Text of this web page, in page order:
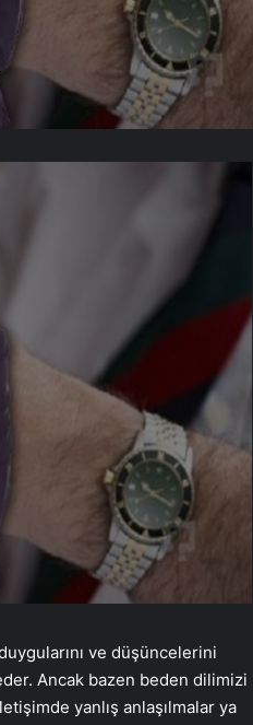
ve düşüncelerini
Ancak bazen beden dilimizi
yanlış anlaşılmalar ya